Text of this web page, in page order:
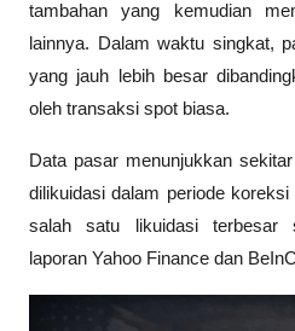
tambahan yang kemudian
lainnya. Dalam waktu singkat,
yang jauh lebih besar
oleh transaksi spot biasa.
Data pasar menunjukkan
dilikuidasi dalam periode
salah satu likuidasi terbesar
laporan Yahoo Finance dan